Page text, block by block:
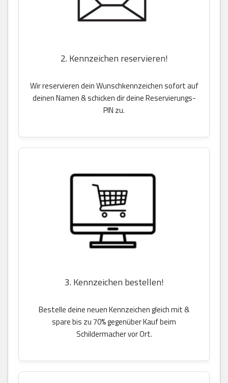
2. Kennzeichen reservieren!
Wir reservieren dein Wunschkennzeichen sofort auf
deinen Namen & schicken dir deine Reservierungs-
PIN zu.
3. Kennzeichen bestellen!
Bestelle deine neuen Kennzeichen gleich mit &
spare bis zu 70% gegenüber Kauf beim
Schildermacher vor Ort.